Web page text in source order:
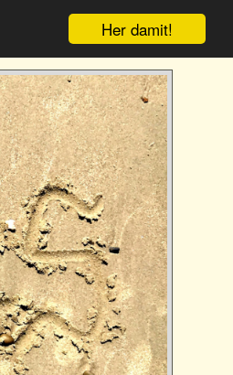
Her damit!